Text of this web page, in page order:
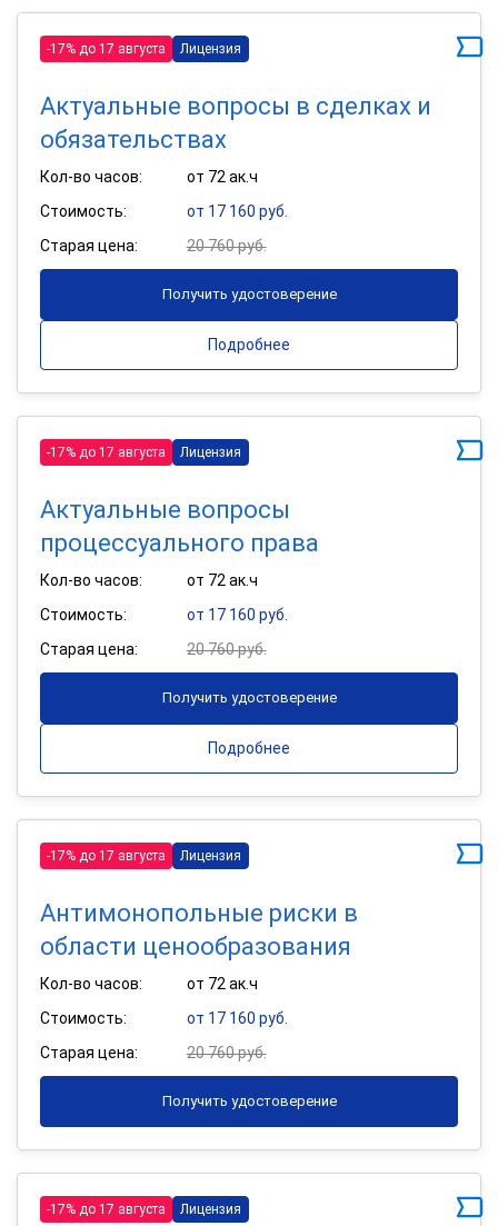
-17% до 17 августа Лицензия
Актуальные вопросы в сделках и
обязательствах
Кол-во часов:
от 72 ак.ч
Стоимость:
от 17 160 руб.
Старая цена:
20 760 руб.
Получить удостоверение
Подробнее
-17% до 17 августа Лицензия
Актуальные вопросы
процессуального права
Кол-во часов:
от 72 ак.ч
Стоимость:
от 17 160 руб.
Старая цена:
20 760 руб.
Получить удостоверение
Подробнее
-17% до 17 августа Лицензия
Антимонопольные риски в
области ценообразования
Кол-во часов:
от 72 ак.ч
Стоимость:
от 17 160 руб.
Старая цена:
20 760 руб.
Получить удостоверение
-17% до 17 августа Лицензия